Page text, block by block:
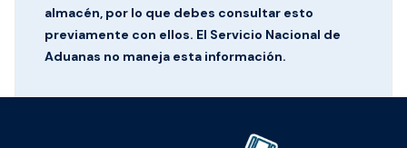
almacén, por lo que debes consultar esto
previamente con ellos. El Servicio Nacional de
Aduanas no maneja esta información.